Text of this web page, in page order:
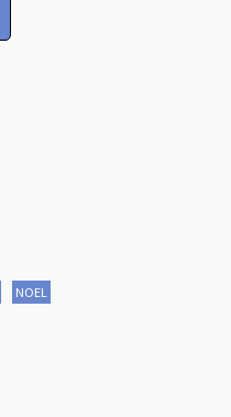
NOEL